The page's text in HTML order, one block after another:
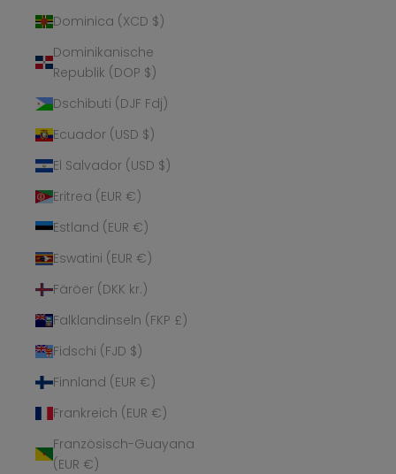
Dominica (XCD $)
Dominikanische
Republik (DOP $)
Dschibuti (DJF Fdj)
Ecuador (USD $)
El Salvador (USD $)
Eritrea (EUR €)
Estland (EUR €)
Eswatini (EUR €)
Färöer (DKK kr.)
Falklandinseln (FKP £)
Fidschi (FJD $)
Finnland (EUR €)
Frankreich (EUR €)
Französisch-Guayana
(EUR €)